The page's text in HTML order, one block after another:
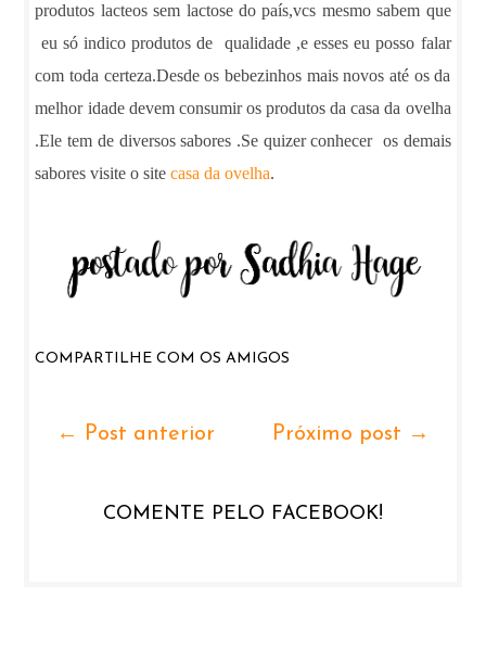
produtos lacteos sem lactose do país,vcs mesmo sabem que
eu só indico produtos de qualidade ,e esses eu posso falar
com toda certeza.Desde os bebezinhos mais novos até os da
melhor idade devem consumir os produtos da casa da ovelha
.Ele tem de diversos sabores .Se quizer conhecer os demais
sabores visite o sitecasa da ovelha.
COMPARTILHE COM OS AMIGOS
Próximo post →
← Post anterior
COMENTE PELO FACEBOOK!